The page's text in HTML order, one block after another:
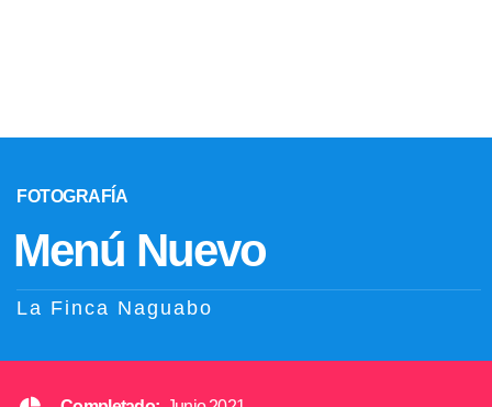
FOTOGRAFÍA
Menú Nuevo
La Finca Naguabo